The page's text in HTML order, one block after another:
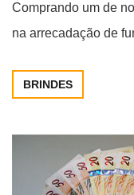
Comprando um de
na arrecadação de
BRINDES